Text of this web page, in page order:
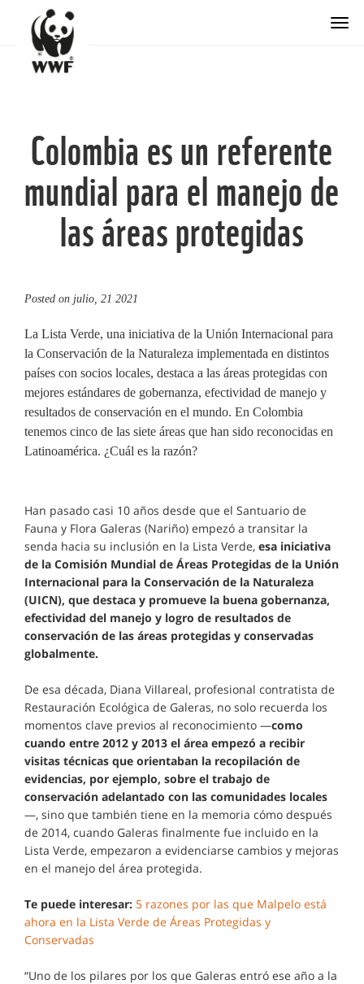
Colombia es un referente
mundial para el manejo de
las áreas protegidas
Posted on julio, 21 2021
La Lista Verde, una iniciativa de la Unión Internacional para
la Conservación de la Naturaleza implementada en distintos
países con socios locales, destaca a las áreas protegidas con
mejores estándares de gobernanza, efectividad de manejo y
resultados de conservación en el mundo. En Colombia
tenemos cinco de las siete áreas que han sido reconocidas en
Latinoamérica. ¿Cuál es la razón?
Han pasado casi 10 años desde que el Santuario de
Fauna y Flora Galeras (Nariño) empezó a transitar la
senda hacia su inclusión en la Lista Verde, esa iniciativa
de la Comisión Mundial de Áreas Protegidas de la Unión
Internacional para la Conservación de la Naturaleza
(UICN), que destaca y promueve la buena gobernanza,
efectividad del manejo y logro de resultados de
conservación de las áreas protegidas y conservadas
globalmente.
De esa década, Diana Villareal, profesional contratista de
Restauración Ecológica de Galeras, no solo recuerda los
momentos clave previos al reconocimiento —como
cuando entre 2012 y 2013 el área empezó a recibir
visitas técnicas que orientaban la recopilación de
evidencias, por ejemplo, sobre el trabajo de
conservación adelantado con las comunidades locales
—, sino que también tiene en la memoria cómo después
de 2014, cuando Galeras finalmente fue incluido en la
Lista Verde, empezaron a evidenciarse cambios y mejoras
en el manejo del área protegida.
Te puede interesar: 5 razones por las que Malpelo está
ahora en la Lista Verde de Áreas Protegidas y
Conservadas
“Uno de los pilares por los que Galeras entró ese año a la